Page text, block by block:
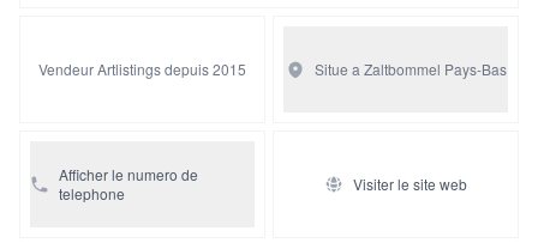
Vendeur Artlistings depuis 2015 Situe a Zaltbommel Pays-Bas
Afficher le numero de
telephone
Visiter le site web